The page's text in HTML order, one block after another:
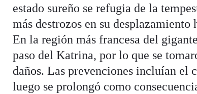
estado sureño se refugia de la
más destrozos en su
En la región más francesa del
paso del Katrina, por lo que se
daños. Las prevenciones incluían el
luego se prolongó como